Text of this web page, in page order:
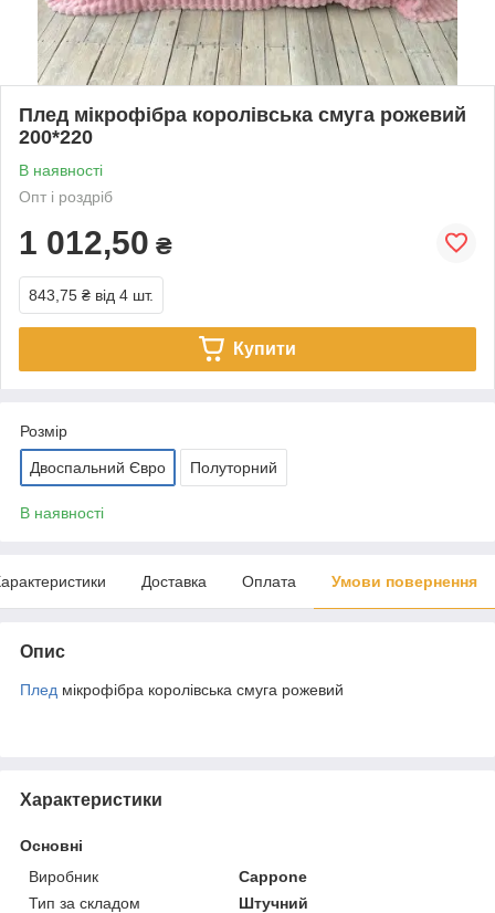
Плед мікрофібра королівська смуга рожевий
200*220
В наявності
Опт і роздріб
1 012,50 ₴
843,75 ₴ від 4 шт.
Купити
Розмір
Двоспальний Євро Полуторний
В наявності
Доставка Оплата Умови повернення
Опис
Плед мікрофібра королівська смуга рожевий
Характеристики
Основні
Виробник
Cappone
Тип за складом
Штучний